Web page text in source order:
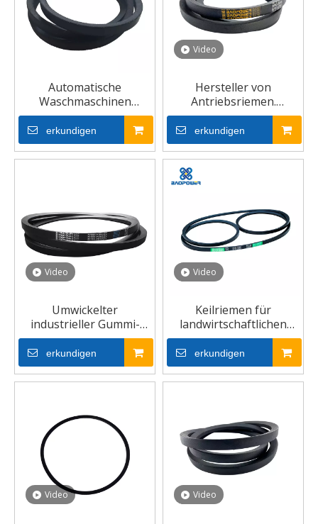
Automatische
Waschmaschinen
treiben Gummi-V-
Riemen an
erkundigen
Video
Hersteller von
Antriebsriemen.
Antriebsriemen
erkundigen
Video
Umwickelter
industrieller Gummi-
Keilriemen
erkundigen
Video
Keilriemen für
landwirtschaftlichen
Kompressor
erkundigen
Video Video